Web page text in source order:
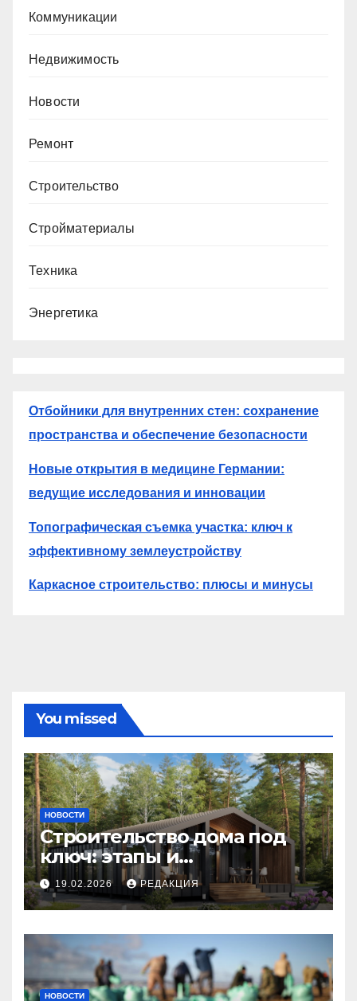
Коммуникации
Недвижимость
Новости
Ремонт
Строительство
Стройматериалы
Техника
Энергетика
Отбойники для внутренних стен: сохранение
пространства и обеспечение безопасности
Новые открытия в медицине Германии:
ведущие исследования и инновации
Топографическая съемка участка: ключ к
эффективному землеустройству
Каркасное строительство: плюсы и минусы
You missed
НОВОСТИ
Строительство дома под
ключ: этапы и
планирование бюджета
19.02.2026 РЕДАКЦИЯ
НОВОСТИ